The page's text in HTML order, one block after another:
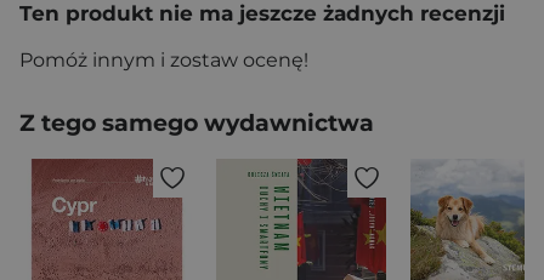
Ten produkt nie ma jeszcze żadnych recenzji
Pomóż innym i zostaw ocenę!
Z tego samego wydawnictwa